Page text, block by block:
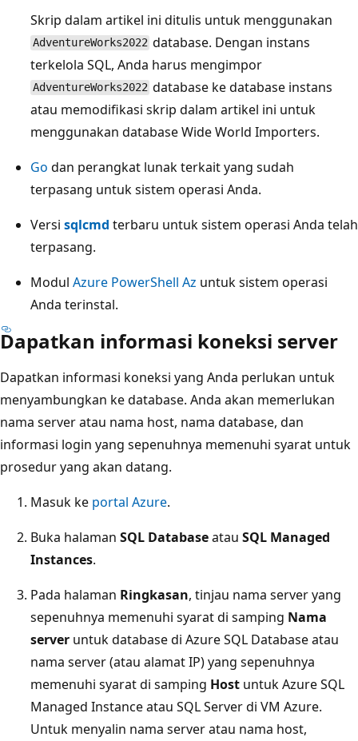
Skrip dalam artikel ini ditulis untuk menggunakan
AdventureWorks2022 database. Dengan instans
terkelola SQL, Anda harus mengimpor
AdventureWorks2022 database ke database instans
atau memodifikasi skrip dalam artikel ini untuk
menggunakan database Wide World Importers.
Go dan perangkat lunak terkait yang sudah
terpasang untuk sistem operasi Anda.
Versi sqlcmd terbaru untuk sistem operasi Anda telah
terpasang.
Modul Azure PowerShell Az untuk sistem operasi
Anda terinstal.
Dapatkan informasi koneksi server
Dapatkan informasi koneksi yang Anda perlukan untuk
menyambungkan ke database. Anda akan memerlukan
nama server atau nama host, nama database, dan
informasi login yang sepenuhnya memenuhi syarat untuk
prosedur yang akan datang.
Masuk ke portal Azure.
Buka halaman SQL Databaseatau SQL Managed
Instances.
Pada halaman Ringkasan, tinjau nama server yang
sepenuhnya memenuhi syarat di samping Nama
server untuk database di Azure SQL Database atau
nama server (atau alamat IP) yang sepenuhnya
memenuhi syarat di samping Host untuk Azure SQL
Managed Instance atau SQL Server di VM Azure.
Untuk menyalin nama server atau nama host,